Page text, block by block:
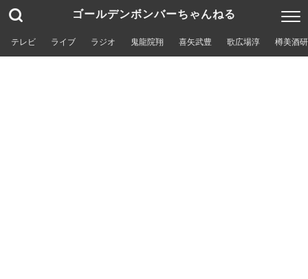
ゴールデンボンバーちゃんねる
テレビ ライブ ラジオ 鬼龍院翔 喜矢武豊 歌広場淳 樽美酒